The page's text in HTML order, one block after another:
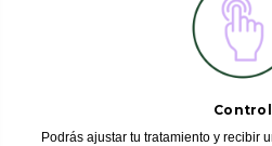
Control
Podrás ajustar tu tratamiento y recibir